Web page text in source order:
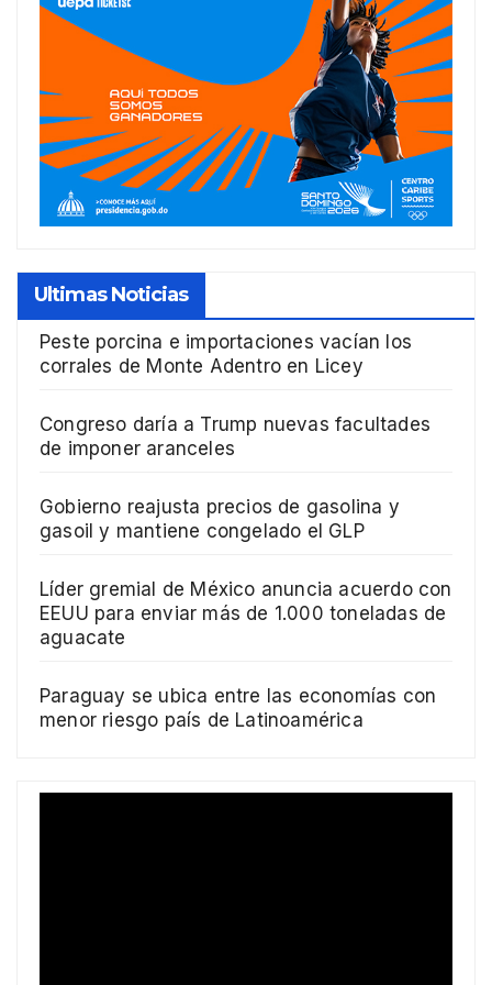
Ultimas Noticias
Peste porcina e importaciones vacían los
corrales de Monte Adentro en Licey
Congreso daría a Trump nuevas facultades
de imponer aranceles
Gobierno reajusta precios de gasolina y
gasoil y mantiene congelado el GLP
Líder gremial de México anuncia acuerdo con
EEUU para enviar más de 1.000 toneladas de
aguacate
Paraguay se ubica entre las economías con
menor riesgo país de Latinoamérica